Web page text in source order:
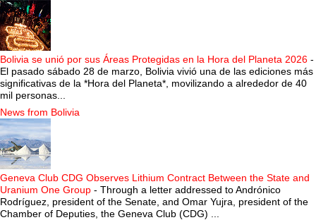
Bolivia se unió por sus Áreas Protegidas en la Hora del Planeta 2026 -
El pasado sábado 28 de marzo, Bolivia vivió una de las ediciones más
significativas de la *Hora del Planeta*, movilizando a alrededor de 40
mil personas...
News from Bolivia
Geneva Club CDG Observes Lithium Contract Between the State and
Uranium One Group - Through a letter addressed to Andrónico
Rodríguez, president of the Senate, and Omar Yujra, president of the
Chamber of Deputies, the Geneva Club (CDG) ...